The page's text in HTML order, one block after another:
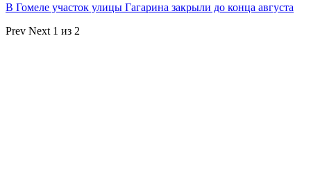
В Гомеле участок улицы Гагарина закрыли до конца августа
Prev Next 1 из 2